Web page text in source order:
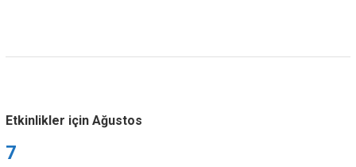
Etkinlikler için Ağustos
7